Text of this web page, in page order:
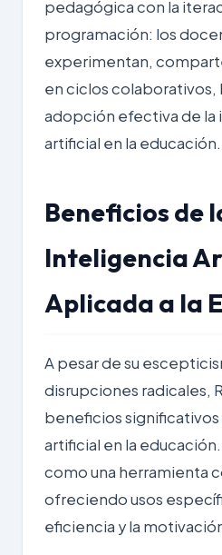
pedagógica con la
programación: los
experimentan,
en ciclos colaborativos,
adopción efectiva de la
artificial en la educación.
Beneficios de
Inteligencia
Aplicada a la
A pesar de su
disrupciones radicales,
beneficios
artificial en la
como una herramienta
ofreciendo usos
eficiencia y la